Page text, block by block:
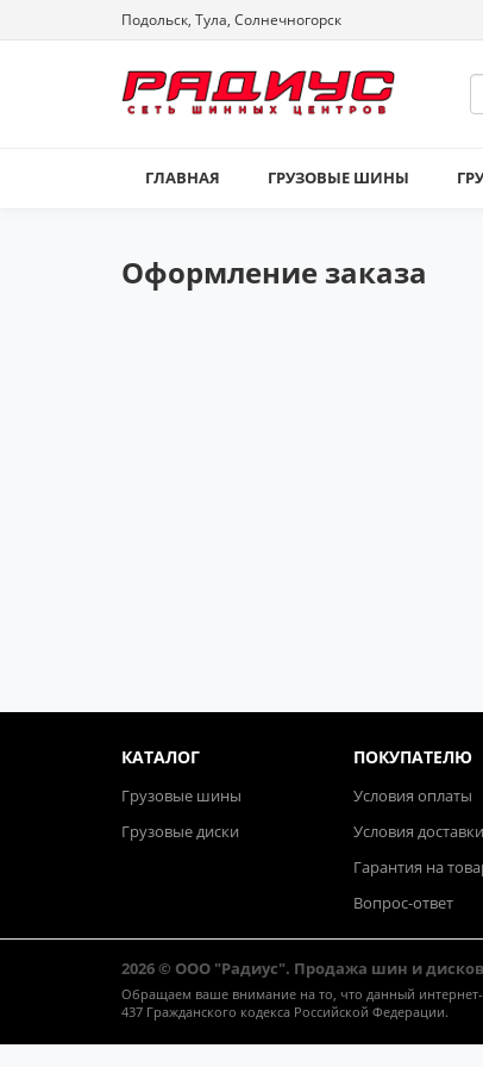
Подольск, Тула, Солнечногорск
ГЛАВНАЯ ГРУЗОВЫЕ ШИНЫ
Оформление заказа
КАТАЛОГ
Грузовые шины
Грузовые диски
ПОКУПАТЕЛЮ
Условия оплаты
Условия доставки
Гарантия на
Вопрос-ответ
2026 © ООО "Радиус". Продажа шин и
Обращаем ваше внимание на то, что данный
437 Гражданского кодекса Российской Федерации.